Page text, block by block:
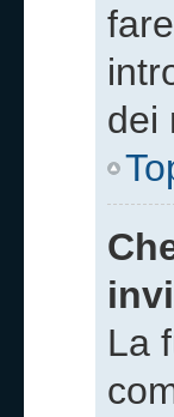
dei
La